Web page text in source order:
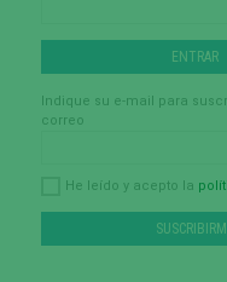
Indique su e-mail para
correo
He leído y acepto la